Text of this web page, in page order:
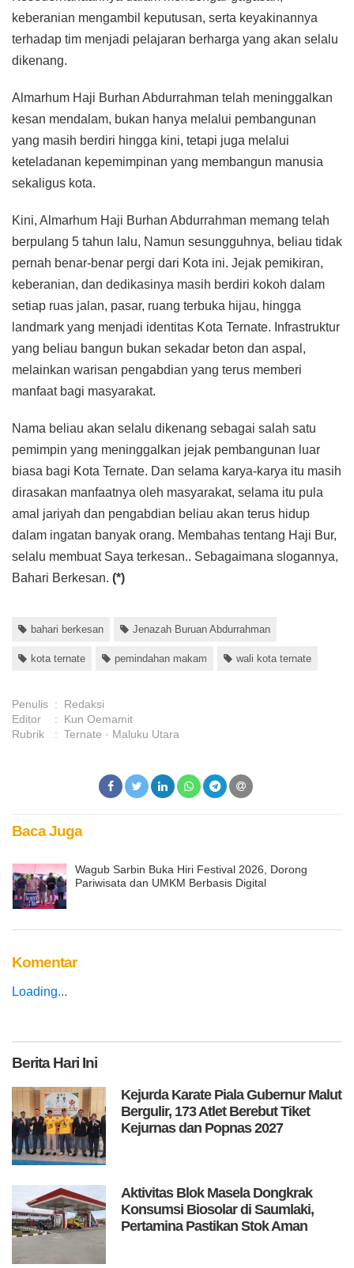
keberanian mengambil keputusan, serta keyakinannya
terhadap tim menjadi pelajaran berharga yang akan selalu
dikenang.
Almarhum Haji Burhan Abdurrahman telah meninggalkan
kesan mendalam, bukan hanya melalui pembangunan
yang masih berdiri hingga kini, tetapi juga melalui
keteladanan kepemimpinan yang membangun manusia
sekaligus kota.
Kini, Almarhum Haji Burhan Abdurrahman memang telah
berpulang 5 tahun lalu, Namun sesungguhnya, beliau tidak
pernah benar-benar pergi dari Kota ini. Jejak pemikiran,
keberanian, dan dedikasinya masih berdiri kokoh dalam
setiap ruas jalan, pasar, ruang terbuka hijau, hingga
landmark yang menjadi identitas Kota Ternate. Infrastruktur
yang beliau bangun bukan sekadar beton dan aspal,
melainkan warisan pengabdian yang terus memberi
manfaat bagi masyarakat.
Nama beliau akan selalu dikenang sebagai salah satu
pemimpin yang meninggalkan jejak pembangunan luar
biasa bagi Kota Ternate. Dan selama karya-karya itu masih
dirasakan manfaatnya oleh masyarakat, selama itu pula
amal jariyah dan pengabdian beliau akan terus hidup
dalam ingatan banyak orang. Membahas tentang Haji Bur,
selalu membuat Saya terkesan.. Sebagaimana slogannya,
Bahari Berkesan. (*)
bahari berkesan Jenazah Buruan Abdurrahman
kota ternate pemindahan makam wali kota ternate
Penulis :
Redaksi
Editor
:
Kun Oemamit
Rubrik
: Ternate Maluku Utara
Baca Juga
Wagub Sarbin Buka Hiri Festival 2026, Dorong
Pariwisata dan UMKM Berbasis Digital
Komentar
Loading...
BeritaHari Ini
Kejurda Karate Piala Gubernur Malut
Bergulir, 173 Atlet Berebut Tiket
Kejurnas dan Popnas 2027
Aktivitas Blok Masela Dongkrak
Konsumsi Biosolar di Saumlaki,
Pertamina Pastikan Stok Aman